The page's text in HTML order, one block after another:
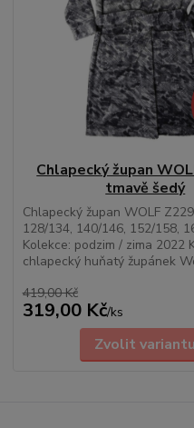
Chlapecký župan
tmavě šedý
Chlapecký župan WOLF
128/134, 140/146, 152/158,
Kolekce: podzim / zima 2022
chlapecký huňatý župánek
419,00 Kč
319,00 Kč/ks
Zvolit variantu